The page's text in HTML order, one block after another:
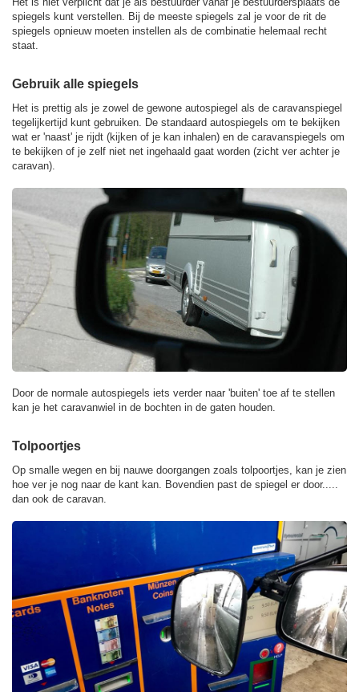
spiegels kunt verstellen. Bij de meeste spiegels zal je voor de rit de
spiegels opnieuw moeten instellen als de combinatie helemaal recht
staat.
Gebruik alle spiegels
Het is prettig als je zowel de gewone autospiegel als de caravanspiegel
tegelijkertijd kunt gebruiken. De standaard autospiegels om te bekijken
wat er 'naast' je rijdt (kijken of je kan inhalen) en de caravanspiegels om
te bekijken of je zelf niet net ingehaald gaat worden (zicht ver achter je
caravan).
Door de normale autospiegels iets verder naar 'buiten' toe af te stellen
kan je het caravanwiel in de bochten in de gaten houden.
Tolpoortjes
Op smalle wegen en bij nauwe doorgangen zoals tolpoortjes, kan je zien
hoe ver je nog naar de kant kan. Bovendien past de spiegel er door.....
dan ook de caravan.